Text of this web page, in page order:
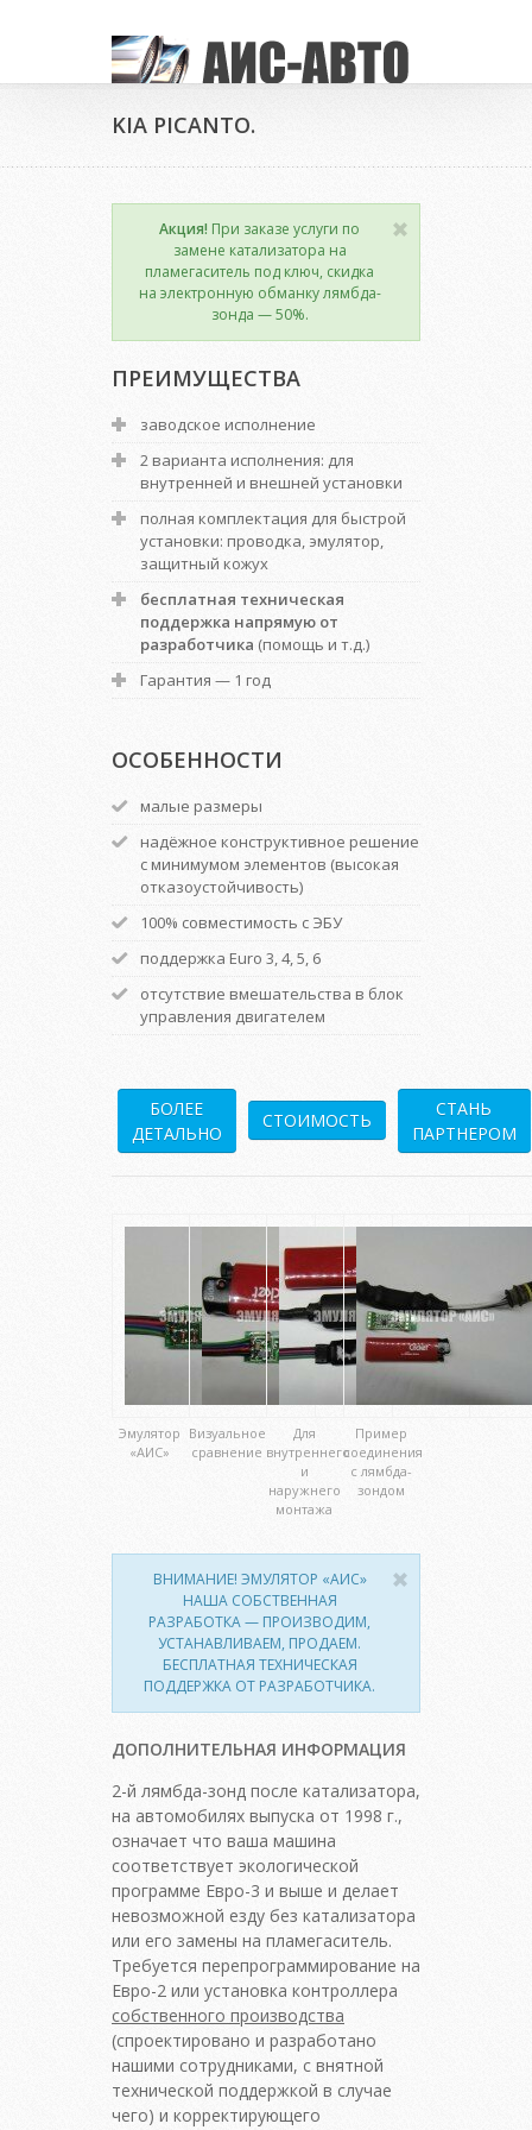
KIA PICANTO.
Акция! При заказе услуги по
замене катализатора на
пламегаситель под ключ, скидка
на электронную обманку лямбда-
зонда — 50%.
ПРЕИМУЩЕСТВА
заводское исполнение
2 варианта исполнения: для
внутренней и внешней установки
полная комплектация для быстрой
установки: проводка, эмулятор,
защитный кожух
бесплатная техническая
поддержка напрямую от
разработчика (помощь и т.д.)
Гарантия — 1 год
ОСОБЕННОСТИ
малые размеры
надёжное конструктивное решение
с минимумом элементов (высокая
отказоустойчивость)
100% совместимость с ЭБУ
поддержка Euro 3, 4, 5, 6
отсутствие вмешательства в блок
управления двигателем
БОЛЕЕ
ДЕТАЛЬНО
СТОИМОСТЬ
СТАНЬ
ПАРТНЕРОМ
Эмулятор
«АИС»
Визуальное
сравнение
Для
внутреннего
и
наружнего
монтажа
Пример
соединения
с лямбда-
зондом
ВНИМАНИЕ! ЭМУЛЯТОР «АИС»
НАША СОБСТВЕННАЯ
РАЗРАБОТКА — ПРОИЗВОДИМ,
УСТАНАВЛИВАЕМ, ПРОДАЕМ.
БЕСПЛАТНАЯ ТЕХНИЧЕСКАЯ
ПОДДЕРЖКА ОТ РАЗРАБОТЧИКА.
ДОПОЛНИТЕЛЬНАЯ ИНФОРМАЦИЯ
2-й лямбда-зонд после катализатора,
на автомобилях выпуска от 1998 г.,
означает что ваша машина
соответствует экологической
программе Евро-3 и выше и делает
невозможной езду без катализатора
или его замены на пламегаситель.
Требуется перепрограммирование на
Евро-2 или установка контроллера
собственного производства
(спроектировано и разработано
нашими сотрудниками, с внятной
технической поддержкой в случае
чего) и корректирующего